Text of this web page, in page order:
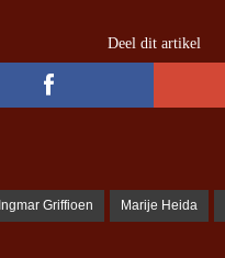
Deel dit artikel
Ingmar Griffioen Marije Heida